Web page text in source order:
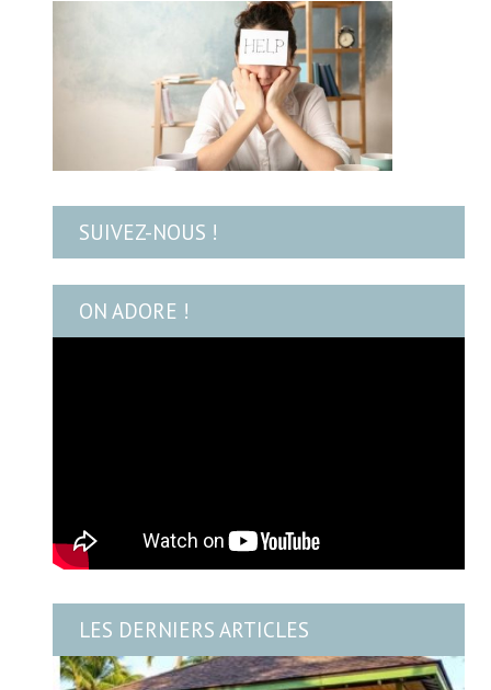
SUIVEZ-NOUS !
ON ADORE !
LES DERNIERS ARTICLES